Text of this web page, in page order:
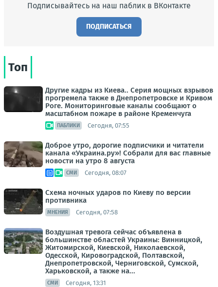
Подписывайтесь на наш паблик в ВКонтакте
ПОДПИСАТЬСЯ
Топ
Другие кадры из Киева.. Серия мощных взрывов
прогремела также в Днепропетровске и Кривом
Роге. Мониторинговые каналы сообщают о
масштабном пожаре в районе Кременчуга
ПАБЛИКИ Сегодня, 07:55
Доброе утро, дорогие подписчики и читатели
канала «Украина.ру»! Собрали для вас главные
новости на утро 8 августа
СМИ Сегодня, 08:07
Схема ночных ударов по Киеву по версии
противника
МНЕНИЯ Сегодня, 07:58
Воздушная тревога сейчас объявлена в
большинстве областей Украины: Винницкой,
Житомирской, Киевской, Николаевской,
Одесской, Кировоградской, Полтавской,
Днепропетровской, Черниговской, Сумской,
Харьковской, а также на...
СМИ Сегодня, 13:31